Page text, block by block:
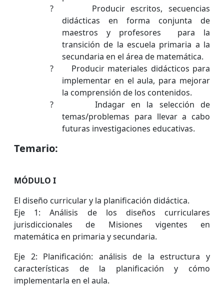
?
Producir escritos, secuencias
didácticas en forma conjunta de
maestros y profesores
para la
transición de la escuela primaria a la
secundaria en el área de matemática.
?
Producir materiales didácticos para
implementar en el aula, para mejorar
la comprensión de los contenidos.
?
Indagar en la selección de
temas/problemas para llevar a cabo
futuras investigaciones educativas.
Temario:
MÓDULO I
El diseño curricular y la planificación didáctica.
Eje 1: Análisis de los diseños curriculares
jurisdiccionales de Misiones vigentes en
matemática en primaria y secundaria.
Eje 2: Planificación: análisis de la estructura y
características de la planificación y cómo
implementarla en el aula.